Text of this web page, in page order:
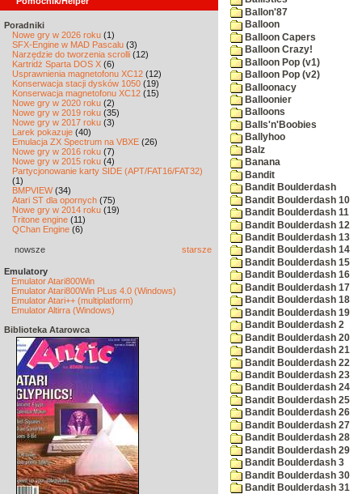
Poradniki
Nowe gry w 2026 roku (1)
SFX-Engine w MAD Pascalu (3)
Narzędzie do tworzenia scrolli (12)
Kartridż Sparta DOS X (6)
Usprawnienia magnetofonu XC12 (12)
Konserwacja stacji dysków 1050 (19)
Konserwacja magnetofonu XC12 (15)
Nowe gry w 2020 roku (2)
Nowe gry w 2019 roku (35)
Nowe gry w 2017 roku (3)
Larek pokazuje (40)
Emulacja ZX Spectrum na VBXE (26)
Nowe gry w 2016 roku (7)
Nowe gry w 2015 roku (4)
Partycjonowanie karty SIDE (APT/FAT16/FAT32)
(1)
BMPVIEW(34)
Atari ST dla opornych (75)
Nowe gry w 2014 roku (19)
Tritone engine (11)
QChan Engine (6)
nowsze starsze
Emulatory
Emulator Atari800Win
Emulator Atari800Win PLus 4.0 (Windows)
Emulator Atari++ (multiplatform)
Emulator Altirra (Windows)
Biblioteka Atarowca
Ballon'87
Balloon
Balloon Capers
Balloon Crazy!
Balloon Pop (v1)
Balloon Pop (v2)
Balloonacy
Balloonier
Balloons
Balls'n'Boobies
Ballyhoo
Balz
Banana
Bandit
Bandit Boulderdash
Bandit Boulderdash 10
Bandit Boulderdash 11
Bandit Boulderdash 12
Bandit Boulderdash 13
Bandit Boulderdash 14
Bandit Boulderdash 15
Bandit Boulderdash 16
Bandit Boulderdash 17
Bandit Boulderdash 18
Bandit Boulderdash 19
Bandit Boulderdash 2
Bandit Boulderdash 20
Bandit Boulderdash 21
Bandit Boulderdash 22
Bandit Boulderdash 23
Bandit Boulderdash 24
Bandit Boulderdash 25
Bandit Boulderdash 26
Bandit Boulderdash 27
Bandit Boulderdash 28
Bandit Boulderdash 29
Bandit Boulderdash 3
Bandit Boulderdash 30
Bandit Boulderdash 31